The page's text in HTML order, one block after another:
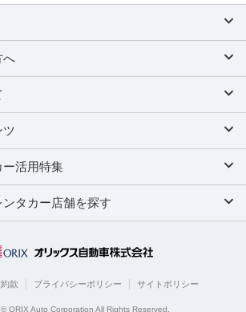
へ
ツ
ー活用特集
タカー店舗を探す
款 プライバシーポリシー サイトポリシー
ORIX Auto Corporation All Rights Reserved.